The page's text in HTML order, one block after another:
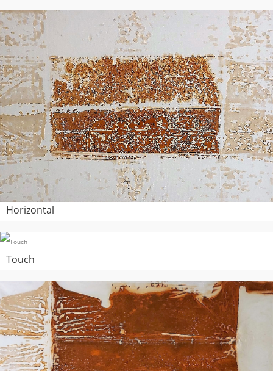
Horizontal
Touch